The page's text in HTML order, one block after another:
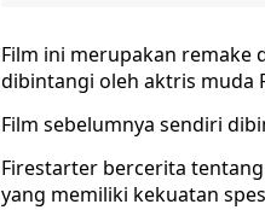
Film ini merupakan remake
dibintangi oleh aktris muda
Film sebelumnya sendiri
Firestarter bercerita
yang memiliki kekuatan